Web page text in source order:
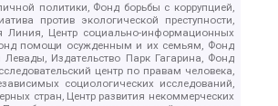
политики, Фонд борьбы с коррупцией,
против экологической преступности,
Линия, Центр социально-информационных
помощи осужденным и их семьям, Фонд
Издательство Парк Гагарина, Фонд
центр по правам человека,
социологических исследований,
стран, Центр развития некоммерческих